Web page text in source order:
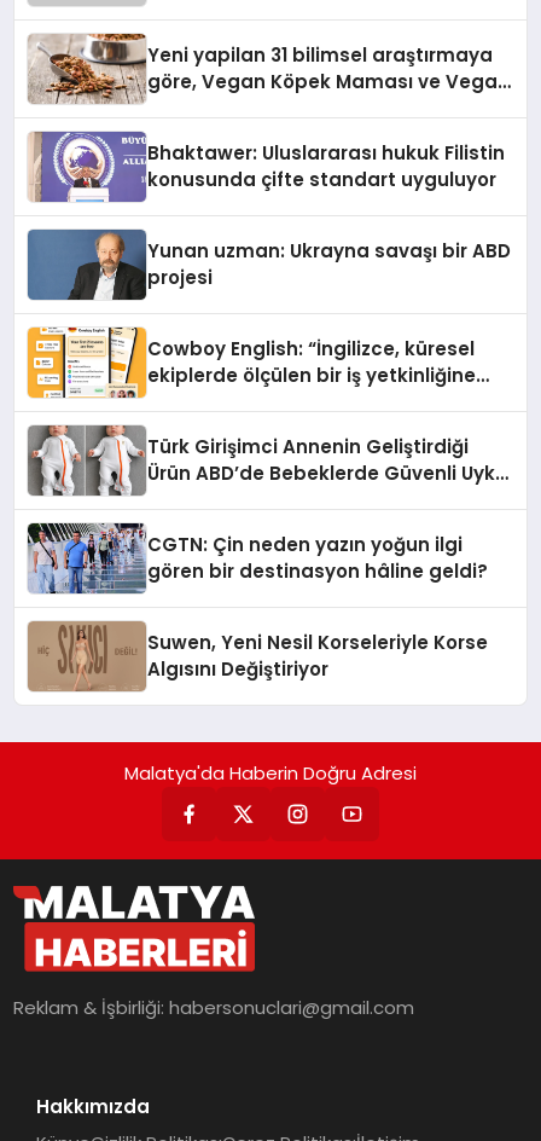
Yeni yapilan 31 bilimsel araştırmaya
göre, Vegan Köpek Maması ve Vegan
Bhaktawer: Uluslararası hukuk Filistin
konusunda çifte standart uyguluyor
Yunan uzman: Ukrayna savaşı bir ABD
projesi
Cowboy English: “İngilizce, küresel
ekiplerde ölçülen bir iş yetkinliğine
Türk Girişimci Annenin Geliştirdiği
Ürün ABD’de Bebeklerde Güvenli Uyku
CGTN: Çin neden yazın yoğun ilgi
gören bir destinasyon hâline geldi?
Suwen, Yeni Nesil Korseleriyle Korse
Algısını Değiştiriyor
Malatya'da Haberin Doğru Adresi
Reklam & İşbirliği:habersonuclari@gmail.com
Hakkımızda